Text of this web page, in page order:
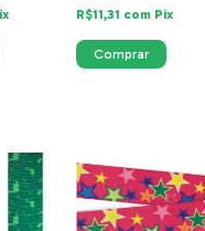
R$11,31 com Pix